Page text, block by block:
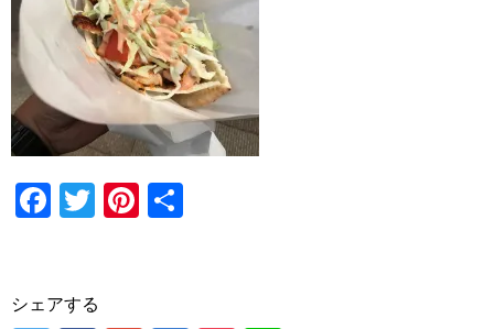
F
e
T
er
Pi
シェアする